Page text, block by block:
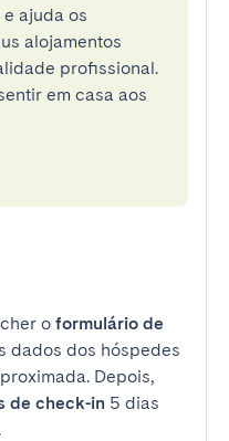
ajuda os
alojamentos
profissional.
em casa aos
o formulário de
dados dos hóspedes
Depois,
de check-in 5 dias